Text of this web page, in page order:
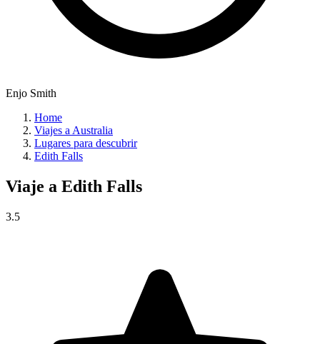
Enjo Smith
Home
Viajes a Australia
Lugares para descubrir
Edith Falls
Viaje a Edith Falls
3.5